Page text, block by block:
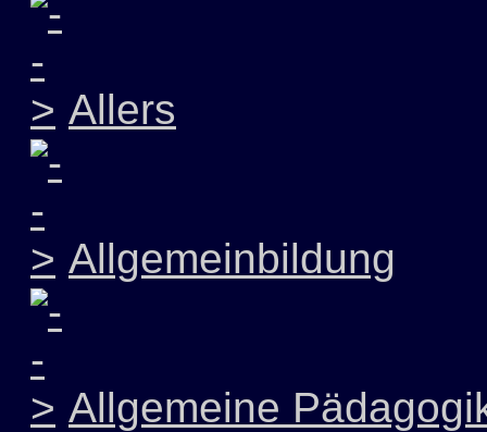
Allers
Allgemeinbildung
Allgemeine